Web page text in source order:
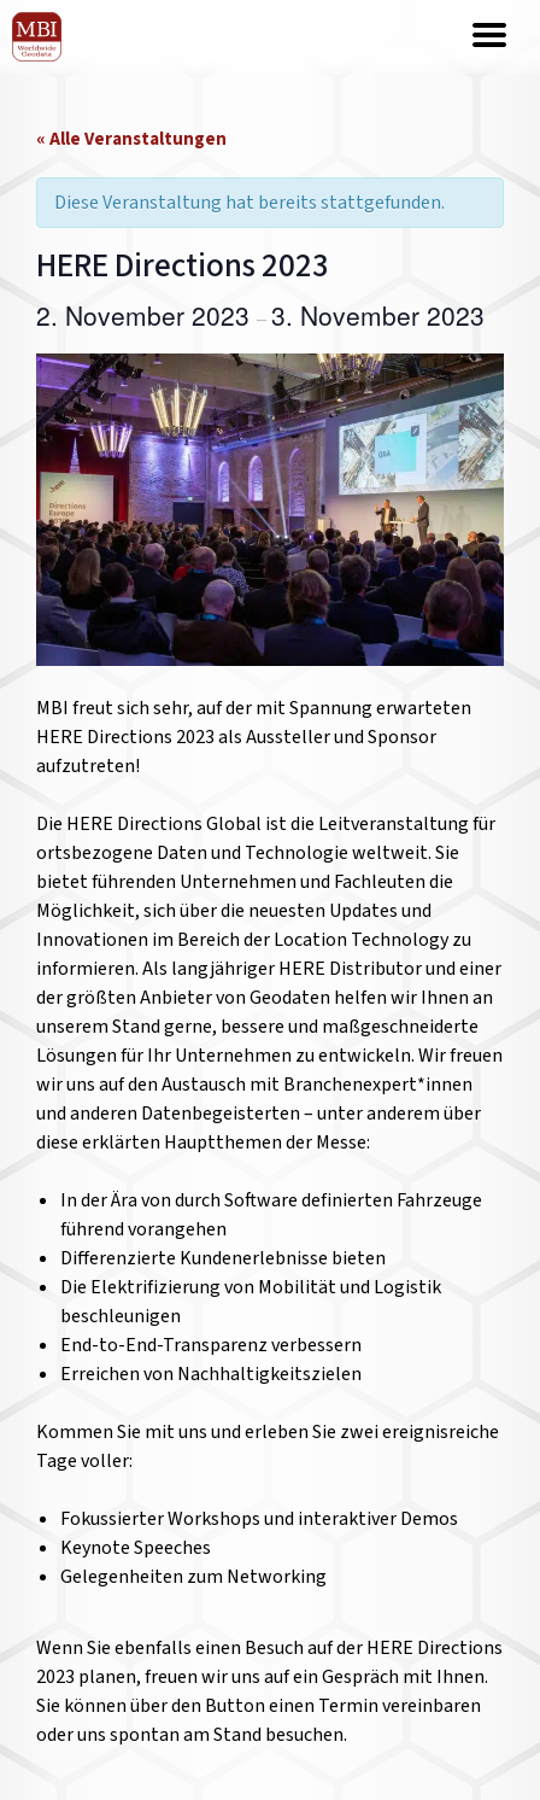
« Alle Veranstaltungen
Diese Veranstaltung hat bereits stattgefunden.
HERE Directions 2023
2. November 2023 –3. November 2023
MBI freut sich sehr, auf der mit Spannung erwarteten
HERE Directions 2023 als Aussteller und Sponsor
aufzutreten!
Die HERE Directions Global ist die Leitveranstaltung für
ortsbezogene Daten und Technologie weltweit. Sie
bietet führenden Unternehmen und Fachleuten die
Möglichkeit, sich über die neuesten Updates und
Innovationen im Bereich der Location Technology zu
informieren. Als langjähriger HERE Distributor und einer
der größten Anbieter von Geodaten helfen wir Ihnen an
unserem Stand gerne, bessere und maßgeschneiderte
Lösungen für Ihr Unternehmen zu entwickeln. Wir freuen
wir uns auf den Austausch mit Branchenexpert*innen
und anderen Datenbegeisterten – unter anderem über
diese erklärten Hauptthemen der Messe:
In der Ära von durch Software definierten Fahrzeuge
führend vorangehen
Differenzierte Kundenerlebnisse bieten
Die Elektrifizierung von Mobilität und Logistik
beschleunigen
End-to-End-Transparenz verbessern
Erreichen von Nachhaltigkeitszielen
Kommen Sie mit uns und erleben Sie zwei ereignisreiche
Tage voller:
Fokussierter Workshops und interaktiver Demos
Keynote Speeches
Gelegenheiten zum Networking
Wenn Sie ebenfalls einen Besuch auf der HERE Directions
2023 planen, freuen wir uns auf ein Gespräch mit Ihnen.
Sie können über den Button einen Termin vereinbaren
oder uns spontan am Stand besuchen.